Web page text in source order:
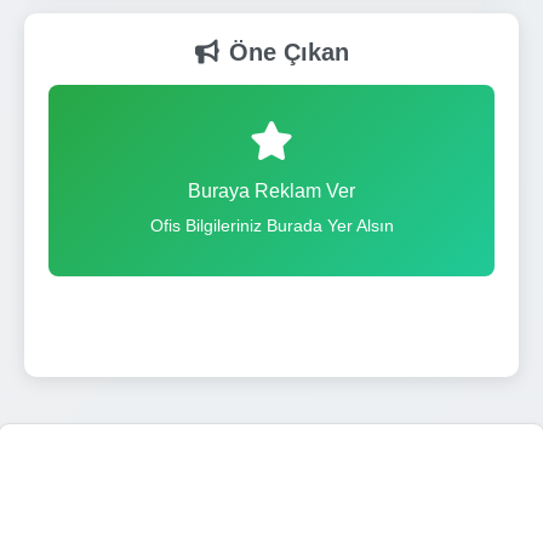
Öne Çıkan
Buraya Reklam Ver
Ofis Bilgileriniz Burada Yer Alsın